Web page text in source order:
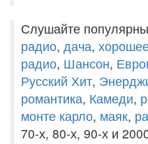
Слушайте
радио, дача,
радио, Шансон,
Русский Хит,
романтика, Камеди,
монте карло, маяк,
70-х, 80-х, 90-х и